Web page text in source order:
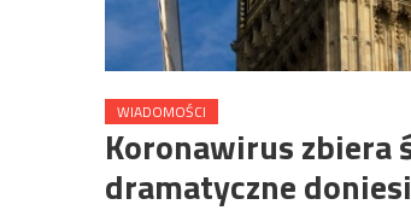
WIADOMOŚCI
Koronawirus zbiera
dramatyczne